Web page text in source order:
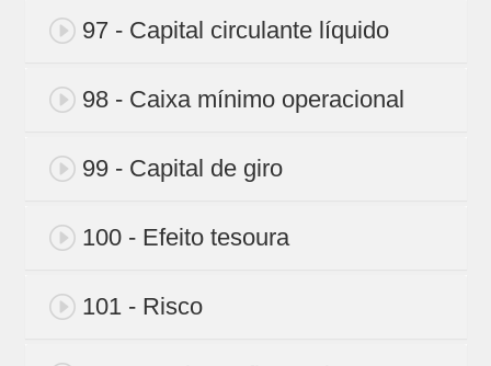
97 - Capital circulante líquido
98 - Caixa mínimo operacional
99 - Capital de giro
100 - Efeito tesoura
101 - Risco